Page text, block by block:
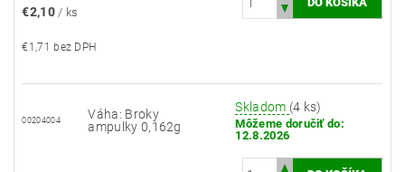
€2,10 / ks
€1,71 bez DPH
00204004
Váha: Broky
ampulky 0,162g
Skladom (4 ks)
Môžeme doručiť do:
12.8.2026